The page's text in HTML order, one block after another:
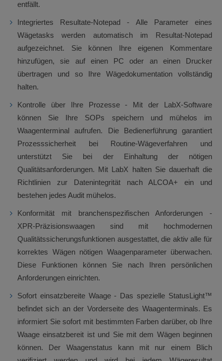
entfällt.
Integriertes Resultate-Notepad - Alle Parameter eines
Wägetasks werden automatisch im Resultat-Notepad
aufgezeichnet. Sie können Ihre eigenen Kommentare
hinzufügen, sie auf einen PC oder an einen Drucker
übertragen und so Ihre Wägedokumentation vollständig
halten.
Kontrolle über Ihre Prozesse - Mit der LabX-Software
können Sie Ihre SOPs speichern und mühelos im
Waagenterminal aufrufen. Die Bedienerführung garantiert
Prozesssicherheit bei Routine-Wägeverfahren und
unterstützt Sie bei der Einhaltung der nötigen
Qualitätsanforderungen. Mit LabX halten Sie dauerhaft die
Richtlinien zur Datenintegrität nach ALCOA+ ein und
bestehen jedes Audit mühelos.
Konformität mit branchenspezifischen Anforderungen -
XPR-Präzisionswaagen sind mit hochmodernen
Qualitätssicherungsfunktionen ausgestattet, die aktiv alle für
korrektes Wägen nötigen Waagenparameter überwachen.
Diese Funktionen können Sie nach Ihren persönlichen
Anforderungen einrichten.
Sofort einsatzbereite Waage - Das spezielle StatusLight™
befindet sich an der Vorderseite des Waagenterminals. Es
informiert Sie sofort mit bestimmten Farben darüber, ob Ihre
Waage einsatzbereit ist und Sie mit dem Wägen beginnen
können. Der Waagenstatus kann mit nur einem Blich